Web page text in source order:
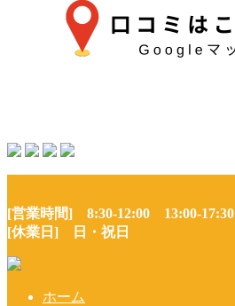
[営業時間] 8:30-12:00 13:00-17:30
[休業日] 日・祝日
ホーム